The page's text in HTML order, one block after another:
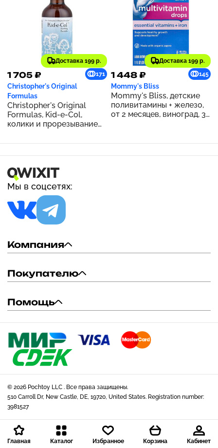
Доставка 199 р.
1 705 ₽ 171
Christopher's Original
Formulas
Christopher's Original
Formulas, Kid-e-Col,
колики и прорезывание
Доставка 199 р.
1 448 ₽ 145
Mommy's Bliss
Mommy's Bliss, детские
поливитамины + железо,
от 2 месяцев, виноград, 30
Мы в соцсетях:
Компания
Покупателю
Помощь
© 2026 Pochtoy LLC . Все права защищены.
510 Carroll Dr, New Castle, DE, 19720, United States. Registration number:
3981527
Главная Каталог Избранное Корзина Кабинет